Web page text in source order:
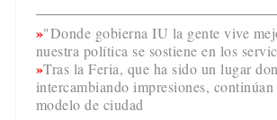
"Donde gobierna IU la gente vive
nuestra política se sostiene en los
Tras la Feria, que ha sido un lugar
intercambiando impresiones,
modelo de ciudad